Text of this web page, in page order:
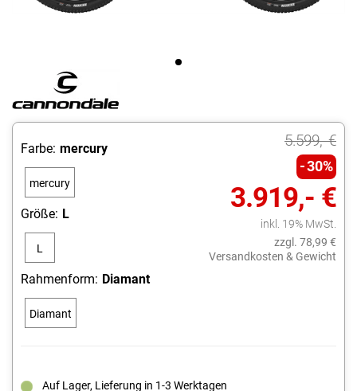
5.599,- €
30%
3.919,- €
inkl. 19% MwSt.
zzgl. 78,99 €
Versandkosten & Gewicht
Farbe: mercury
mercury
Größe: L
L
Rahmenform: Diamant
Diamant
Auf Lager, Lieferung in 1-3 Werktagen